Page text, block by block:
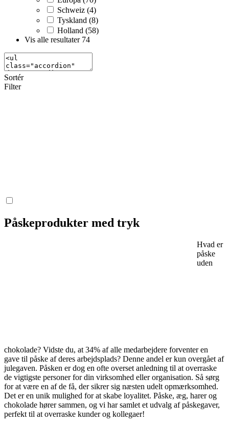
Schweiz (4)
Tyskland (8)
Holland (58)
Vis alle resultater 74
Sortér
Filter
Påskeprodukter med tryk
Hvad er
påske
uden
chokolade? Vidste du, at 34% af alle medarbejdere forventer en
gave til påske af deres arbejdsplads? Denne andel er kun overgået af
julegaven. Påsken er dog en ofte overset anledning til at overraske
de vigtigste personer for din virksomhed eller organisation. Så sørg
for at være en af de få, der sikrer sig næsten udelt opmærksomhed.
Det er en unik mulighed for at skabe loyalitet. Påske, æg, harer og
chokolade hører sammen, og vi har samlet et udvalg af påskegaver,
perfekt til at overraske kunder og kollegaer!